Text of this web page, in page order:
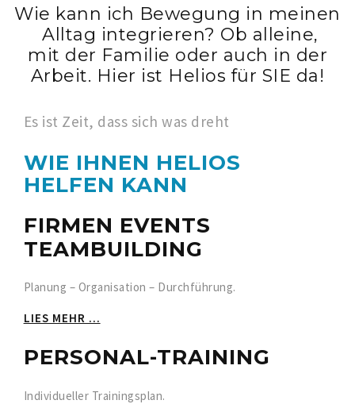
Wie kann ich Bewegung in meinen
Alltag integrieren? Ob alleine,
mit der Familie oder auch in der
Arbeit. Hier ist Helios für SIE da!
Es ist Zeit, dass sich was dreht
WIE IHNEN HELIOS
HELFEN KANN
FIRMEN EVENTS
TEAMBUILDING
Planung – Organisation – Durchführung.
LIES MEHR ...
PERSONAL-TRAINING
Individueller Trainingsplan.